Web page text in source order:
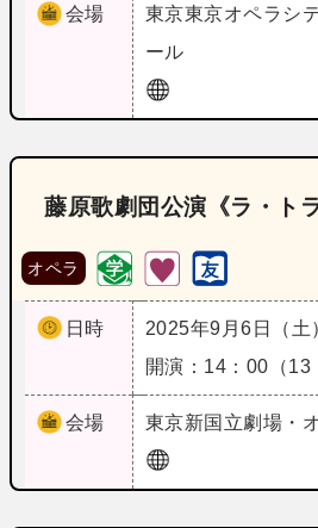
会場 東京東京オペラシ
ール
藤原歌劇団公演《ラ・ト
オペラ
日時
2025年9月6日（土
開演：14：00（13
会場 東京新国立劇場・